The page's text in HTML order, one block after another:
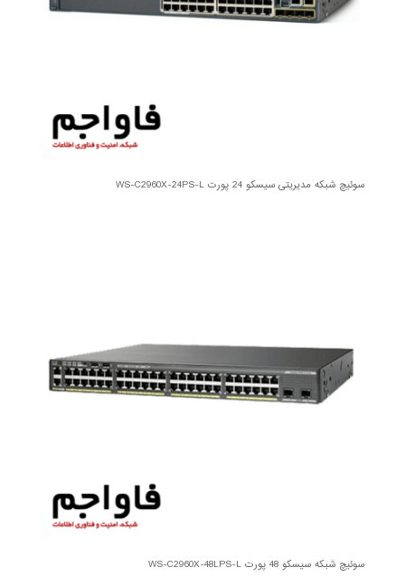
سوئیچ شبکه مدیریتی سیسکو 24 پورت WS-C2960X-24PS-L
سوئیچ شبکه سیسکو 48 پورت WS-C2960X-48LPS-L